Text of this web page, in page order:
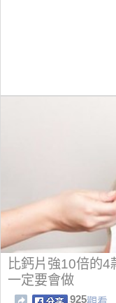
比鈣片強10倍的
一定要會做
925